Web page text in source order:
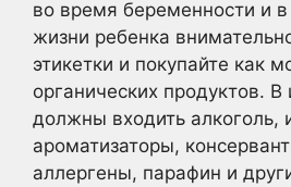
во время беременности и
жизни ребенка
этикетки и покупайте как
органических продуктов. В
должны входить алкоголь,
ароматизаторы,
аллергены, парафин и